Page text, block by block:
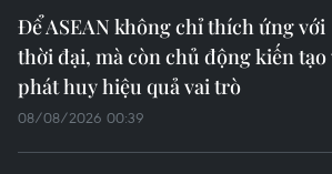
Để ASEAN không chỉ thích ứng với
thời đại, mà còn chủ động kiến tạo
phát huy hiệu quả vai trò
08/08/2026 00:39